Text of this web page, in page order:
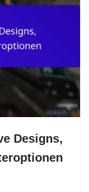
Designs,